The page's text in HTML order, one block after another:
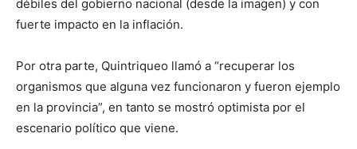
débiles del gobierno nacional (desde la imagen) y con
fuerte impacto en la inflación.
Por otra parte, Quintriqueo llamó a “recuperar los
organismos que alguna vez funcionaron y fueron ejemplo
en la provincia”, en tanto se mostró optimista por el
escenario político que viene.